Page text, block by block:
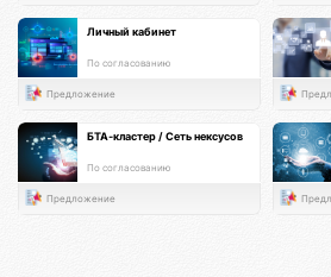
Личный кабинет
По согласованию
Предложение
БТА-кластер / Сеть нексусов
По согласованию
Предложение